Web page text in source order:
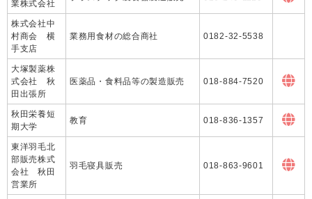
業株式会社
株式会社中
村商会 横
手支店
業務用食材の総合商社 0182-32-5538
大塚製薬株
式会社 秋
田出張所
医薬品・食料品等の製造販売 018-884-7520
秋田栄養短
期大学
教育 018-836-1357
東洋羽毛北
部販売株式
会社 秋田
営業所
羽毛寝具販売 018-863-9601